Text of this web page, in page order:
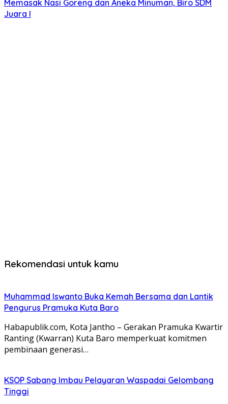
Memasak Nasi Goreng dan Aneka Minuman, Biro SDM
Juara I
Rekomendasi untuk kamu
Muhammad Iswanto Buka Kemah Bersama dan Lantik
Pengurus Pramuka Kuta Baro
Habapublik.com, Kota Jantho – Gerakan Pramuka Kwartir
Ranting (Kwarran) Kuta Baro memperkuat komitmen
pembinaan generasi…
KSOP Sabang Imbau Pelayaran Waspadai Gelombang
Tinggi